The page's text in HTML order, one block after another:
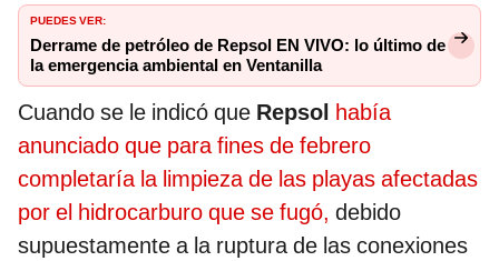
PUEDES VER:
Derrame de petróleo de Repsol EN VIVO: lo último de
la emergencia ambiental en Ventanilla
Cuando se le indicó que Repsol había
anunciado que para fines de febrero
completaría la limpieza de las playas afectadas
por el hidrocarburo que se fugó, debido
supuestamente a la ruptura de las conexiones